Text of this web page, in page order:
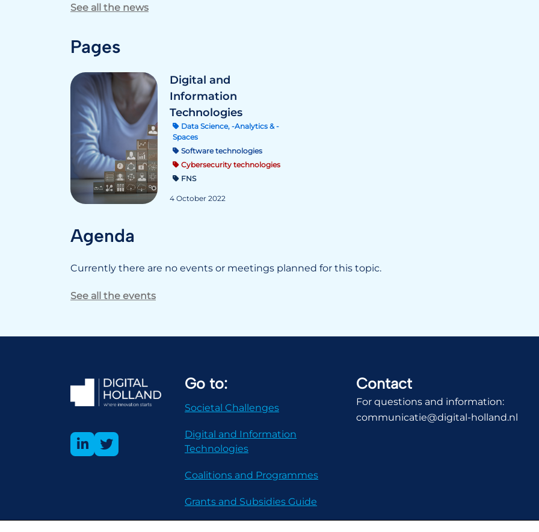
See all the news
Pages
Digital and
Information
Technologies
Data Science, -Analytics & -
Spaces
Software technologies
Cybersecurity technologies
FNS
4 October 2022
Agenda
Currently there are no events or meetings planned for this topic.
See all the events
Go to:
Societal Challenges
Digital and Information
Technologies
Coalitions and Programmes
Grants and Subsidies Guide
Contact
For questions and information:
communicatie@digital-holland.nl